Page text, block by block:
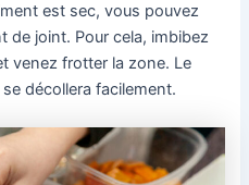
est sec, vous pouvez
de joint. Pour cela, imbibez
venez frotter la zone. Le
décollera facilement.